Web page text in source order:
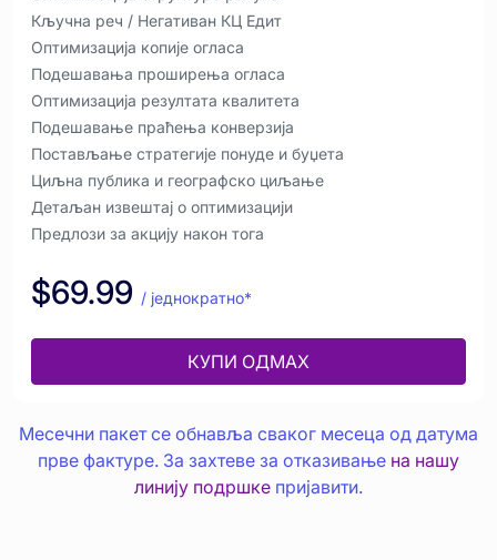
Кључна реч / Негативан КЦ Едит
Оптимизација копије огласа
Подешавања проширења огласа
Оптимизација резултата квалитета
Подешавање праћења конверзија
Постављање стратегије понуде и буџета
Циљна публика и географско циљање
Детаљан извештај о оптимизацији
Предлози за акцију након тога
$69.99 / једнократно*
КУПИ ОДМАХ
Месечни пакет се обнавља сваког месеца од датума
прве фактуре. За захтеве за отказивање на нашу
линију подршке пријавити.